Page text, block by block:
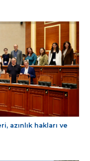
azınlık hakları ve